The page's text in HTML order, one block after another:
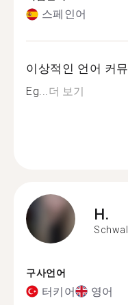
스페인어
이상적인 언어 커
Eg...더 보기
H.
구사언어
터키어 영어